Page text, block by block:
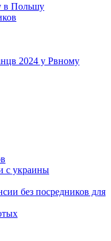
в Польшу
2024 у Рвному
с украины
без посредников для